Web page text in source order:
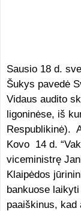
Sausio 18 d.
Šukys pavedė
Vidaus audito
ligoninėse, iš
Respublikinė).
Kovo 14 d.
viceministrę
Klaipėdos
bankuose
paaiškinus, kad